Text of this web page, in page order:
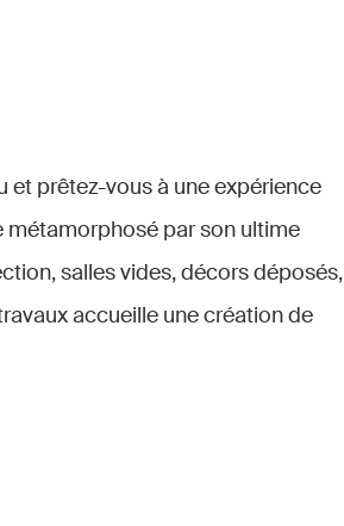
et prêtez-vous à une expérience
métamorphosé par son ultime
salles vides, décors déposés,
accueille une création de